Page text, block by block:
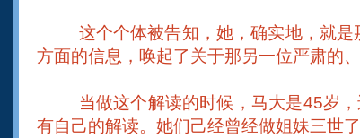
这个个体被告知，她，确实地，就
方面的信息，唤起了关于那另一位严肃的
当做这个解读的时候，马大是45岁
有自己的解读。她们己经曾经做姐妹三世